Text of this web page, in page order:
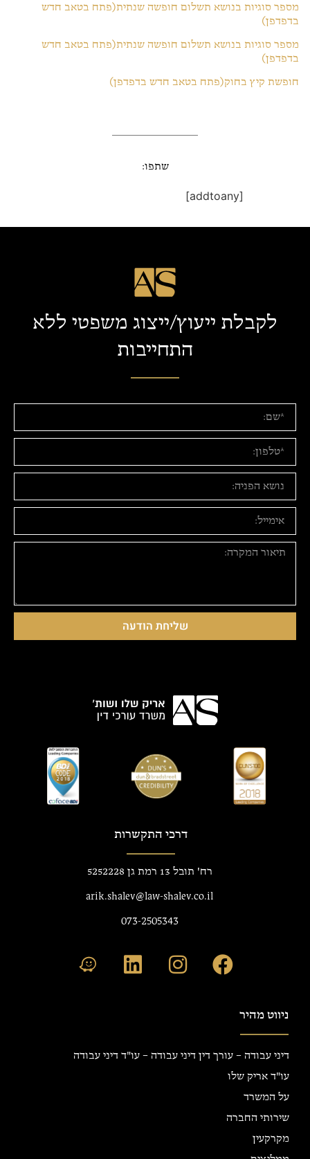
מספר סוגיות בנושא תשלום חופשה שנתית(פתח בטאב חדש
בדפדפן)
מספר סוגיות בנושא תשלום חופשה שנתית(פתח בטאב חדש
בדפדפן)
חופשת קיץ בחוק(פתח בטאב חדש בדפדפן)
שתפו:
[addtoany]
לקבלת ייעוץ/ייצוג משפטי ללא
התחייבות
שליחת הודעה
דרכי התקשרות
רח' תובל 13 רמת גן 5252228
arik.shalev@law-shalev.co.il
073-2505343
ניווט מהיר
דיני עבודה – עורך דין דיני עבודה – עו"ד דיני עבודה
עו"ד אריק שלו
על המשרד
שירותי החברה
מקרקעין